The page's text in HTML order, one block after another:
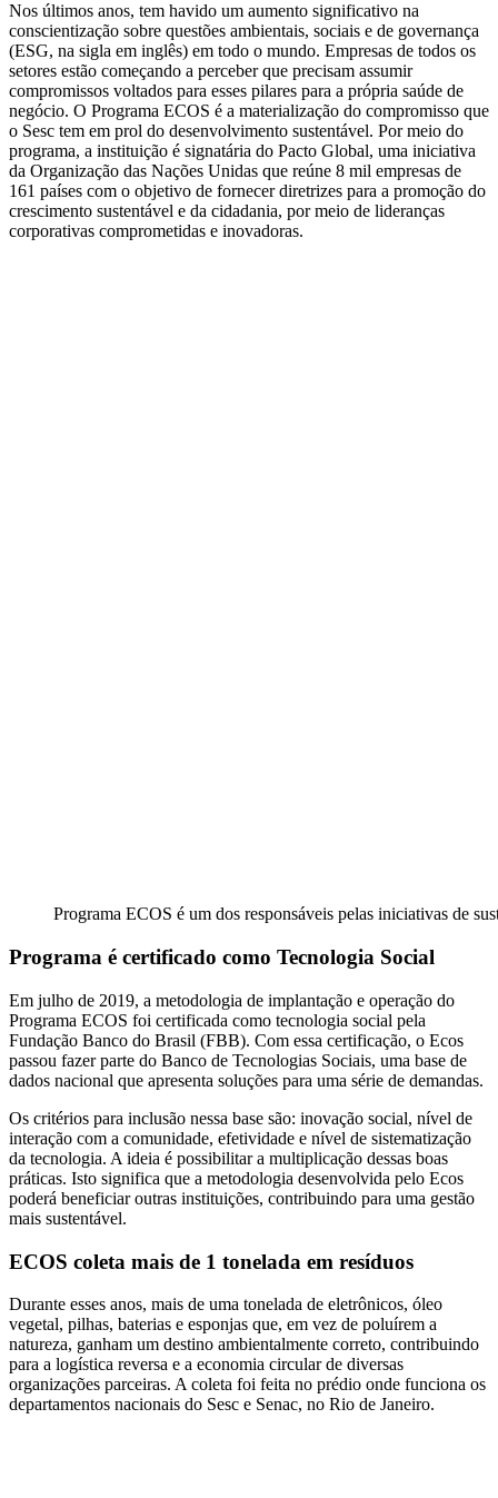
Nos últimos anos, tem havido um aumento significativo na
conscientização sobre questões ambientais, sociais e de governança
(ESG, na sigla em inglês) em todo o mundo. Empresas de todos os
setores estão começando a perceber que precisam assumir
compromissos voltados para esses pilares para a própria saúde de
negócio. O Programa ECOS é a materialização do compromisso que
o Sesc tem em prol do desenvolvimento sustentável. Por meio do
programa, a instituição é signatária do Pacto Global, uma iniciativa
da Organização das Nações Unidas que reúne 8 mil empresas de
161 países com o objetivo de fornecer diretrizes para a promoção do
crescimento sustentável e da cidadania, por meio de lideranças
corporativas comprometidas e inovadoras.
Programa ECOS é um dos responsáveis pelas iniciativas de
Programa é certificado como Tecnologia Social
Em julho de 2019, a metodologia de implantação e operação do
Programa ECOS foi certificada como tecnologia social pela
Fundação Banco do Brasil (FBB). Com essa certificação, o Ecos
passou fazer parte do Banco de Tecnologias Sociais, uma base de
dados nacional que apresenta soluções para uma série de demandas.
Os critérios para inclusão nessa base são: inovação social, nível de
interação com a comunidade, efetividade e nível de sistematização
da tecnologia. A ideia é possibilitar a multiplicação dessas boas
práticas. Isto significa que a metodologia desenvolvida pelo Ecos
poderá beneficiar outras instituições, contribuindo para uma gestão
mais sustentável.
ECOS coleta mais de 1 tonelada em resíduos
Durante esses anos, mais de uma tonelada de eletrônicos, óleo
vegetal, pilhas, baterias e esponjas que, em vez de poluírem a
natureza, ganham um destino ambientalmente correto, contribuindo
para a logística reversa e a economia circular de diversas
organizações parceiras. A coleta foi feita no prédio onde funciona os
departamentos nacionais do Sesc e Senac, no Rio de Janeiro.